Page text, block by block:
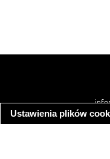
Ustawienia plików
informacja